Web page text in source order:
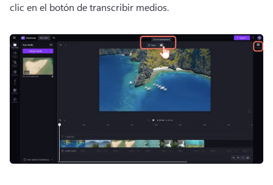
clic en el botón de transcribir medios.